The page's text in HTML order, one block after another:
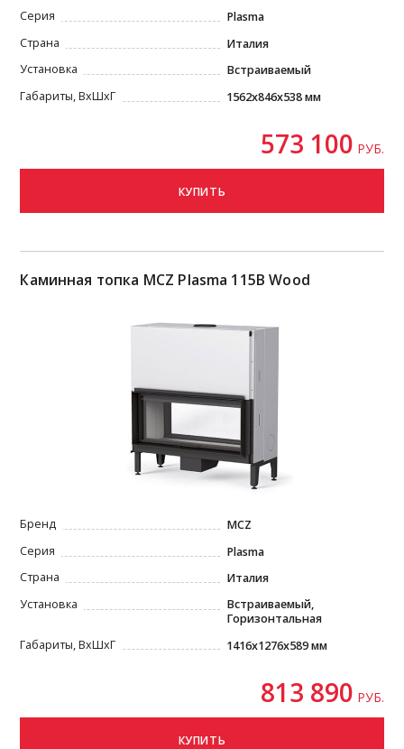
Серия
Plasma
Страна
Италия
Установка
Встраиваемый
Габариты, ВxШxГ
1562x846x538 мм
573 100 РУБ.
КУПИТЬ
Каминная топка MCZ Plasma 115B Wood
Бренд
MCZ
Серия
Plasma
Страна
Италия
Установка
Встраиваемый,
Горизонтальная
Габариты, ВxШxГ
1416x1276x589 мм
813 890 РУБ.
КУПИТЬ